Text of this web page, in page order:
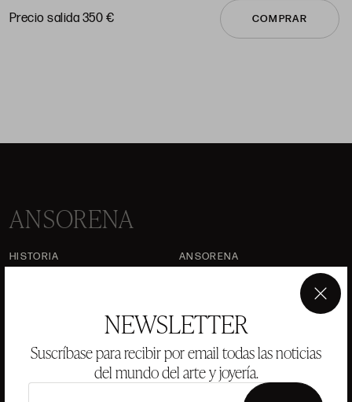
NEWSLETTER
Suscríbase para recibir por email todas las noticias
del mundo del arte y joyería.
×
Precio salida 350 € COMPRAR
ANSORENA
HISTORIA
ANSORENA
GALERÍA
VALORACIONES
PREGUNTAS FRECUENTES
CONTACTO